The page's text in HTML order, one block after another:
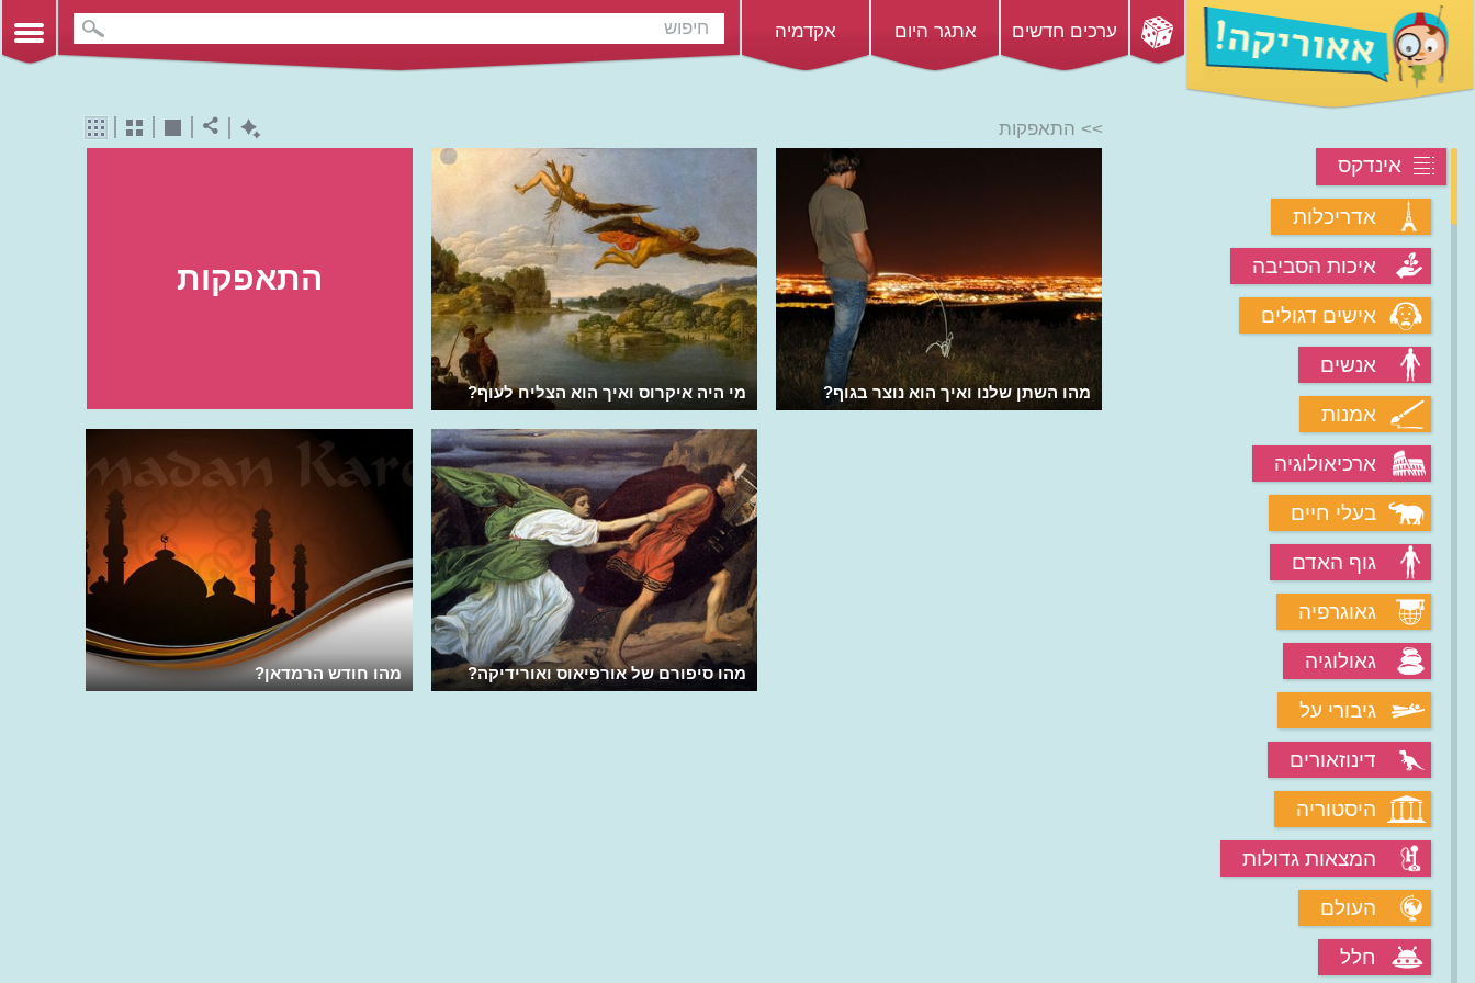
ערכים חדשים אתגר היום אקדמיה
אינדקס
אדריכלות
איכות הסביבה
אישים דגולים
אנשים
אמנות
ארכיאולוגיה
בעלי חיים
גוף האדם
גאוגרפיה
גאולוגיה
גיבורי על
דינוזאורים
היסטוריה
המצאות גדולות
העולם
חלל
>> התאפקות
התאפקות
מי היה איקרוס ואיך הוא הצליח לעוף? מהו השתן שלנו ואיך הוא נוצר בגוף?
מהו חודש הרמדאן? מהו סיפורם של אורפיאוס ואורידיקה?